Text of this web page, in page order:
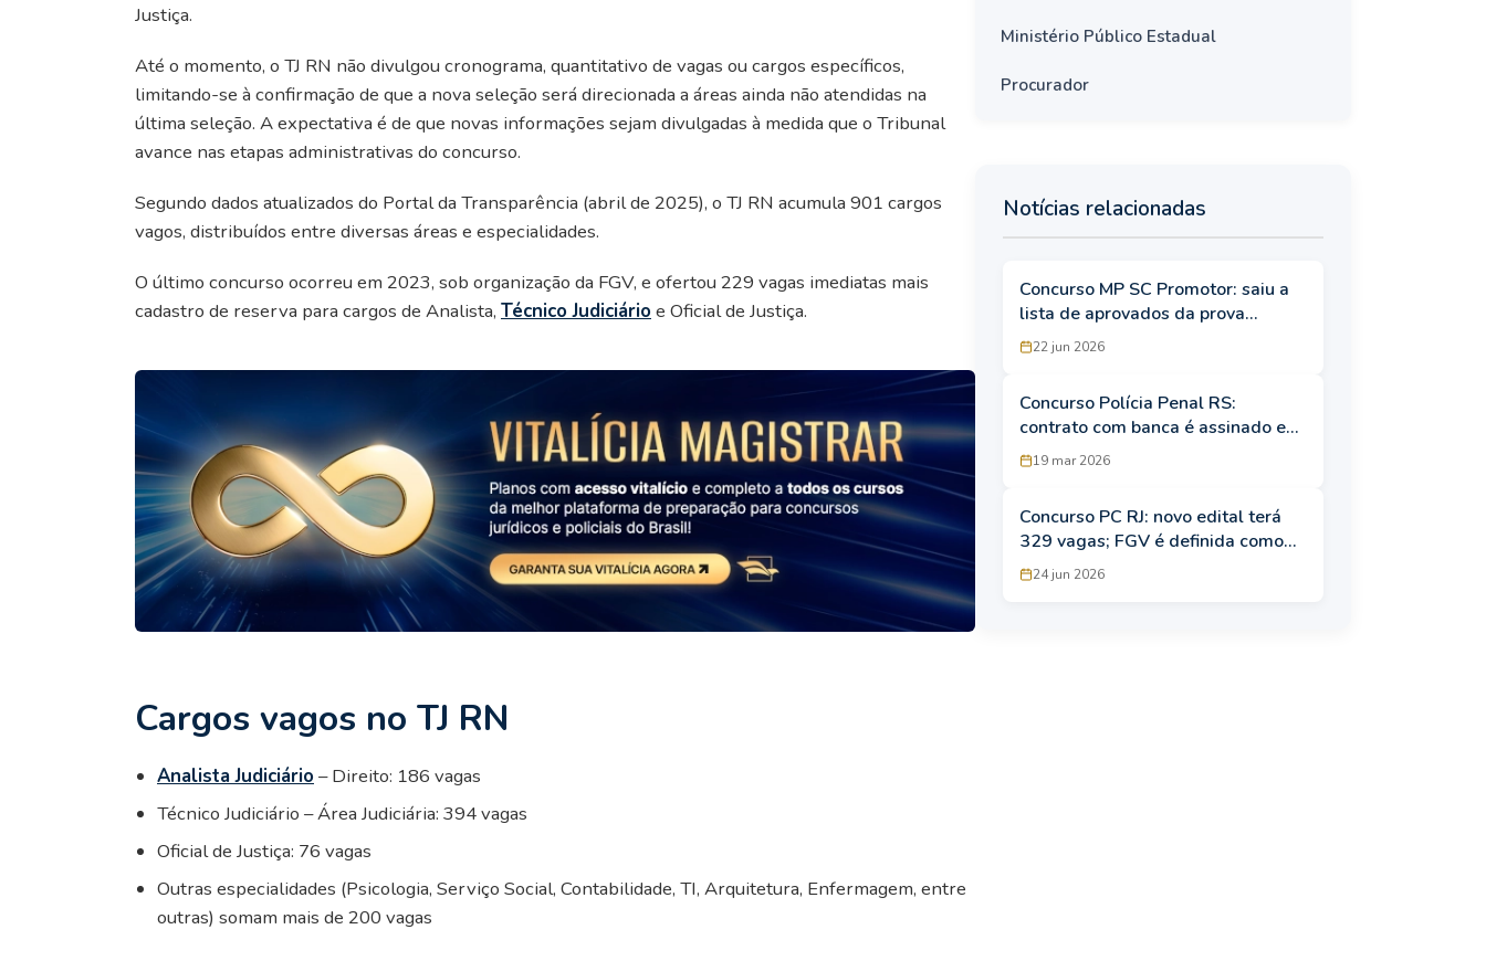
Justiça.
Até o momento, o TJ RN não divulgou cronograma, quantitativo de vagas ou cargos específicos,
limitando-se à confirmação de que a nova seleção será direcionada a áreas ainda não atendidas na
última seleção. A expectativa é de que novas informações sejam divulgadas à medida que o Tribunal
avance nas etapas administrativas do concurso.
Segundo dados atualizados do Portal da Transparência (abril de 2025), o TJ RN acumula 901 cargos
vagos, distribuídos entre diversas áreas e especialidades.
O último concurso ocorreu em 2023, sob organização da FGV, e ofertou 229 vagas imediatas mais
cadastro de reserva para cargos de Analista, Técnico Judiciário e Oficial de Justiça.
Cargos vagos no TJ RN
Analista Judiciário – Direito: 186 vagas
Técnico Judiciário – Área Judiciária: 394 vagas
Oficial de Justiça: 76 vagas
Outras especialidades (Psicologia, Serviço Social, Contabilidade, TI, Arquitetura, Enfermagem, entre
outras) somam mais de 200 vagas
Ministério Público Estadual
Procurador
Notícias relacionadas
Concurso MP SC Promotor: saiu a
lista de aprovados da prova
preambular discursiva
22 jun 2026
Concurso Polícia Penal RS:
contrato com banca é assinado e
edital pode sair a qualquer
19 mar 2026
Concurso PC RJ: novo edital terá
329 vagas; FGV é definida como
banca
24 jun 2026